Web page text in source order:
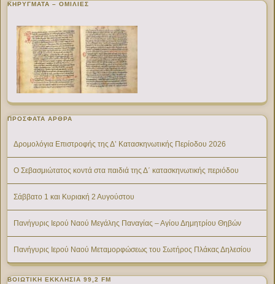
ΚΗΡΥΓΜΑΤΑ – ΟΜΙΛΙΕΣ
ΠΡΌΣΦΑΤΑ ΆΡΘΡΑ
Δρομολόγια Επιστροφής της Δ’ Κατασκηνωτικής Περίοδου 2026
Ο Σεβασμιώτατος κοντά στα παιδιά της Δ΄ κατασκηνωτικής περιόδου
Σάββατο 1 και Κυριακή 2 Αυγούστου
Πανήγυρις Ιερού Ναού Μεγάλης Παναγίας – Αγίου Δημητρίου Θηβών
Πανήγυρις Ιερού Ναού Μεταμορφώσεως του Σωτήρος Πλάκας Δηλεσίου
ΒΟΙΩΤΙΚΉ ΕΚΚΛΗΣΊΑ 99,2 FM